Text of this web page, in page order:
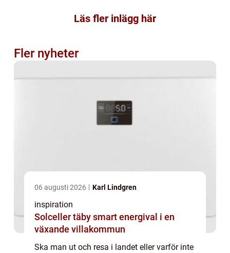
Läs fler inlägg här
Fler nyheter
06 augusti 2026 Karl Lindgren
inspiration
Solceller täby smart energival i en
växande villakommun
Ska man ut och resa i landet eller varför inte